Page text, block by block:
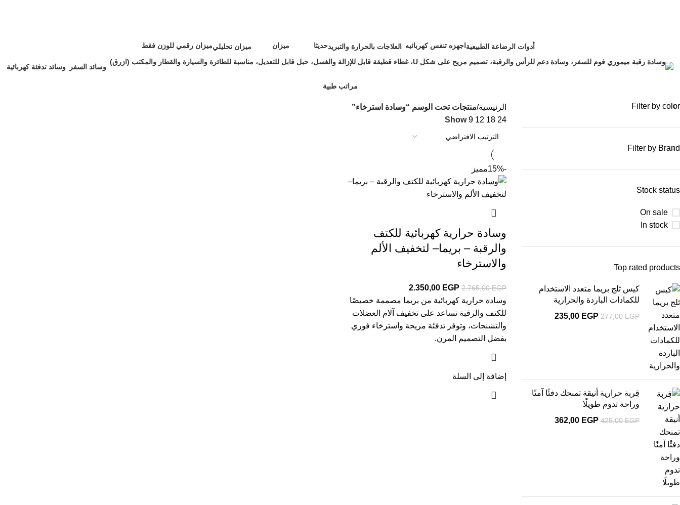
أدوات الرضاعة الطبيعية
1 Product
اجهزه تنفس كهربائيه العلاجات بالحرارة والتبريد
18 Products
حديثا
ميزان
ميزان تحليليميزان رقمي للوزن فقط
وسائد السفر
وسائد تدفئة كهربائية
مراتب طبية
Filter by color
Filter by Brand
Stock status
On sale
In stock
Top rated products
كيس ثلج بريما متعدد الاستخدام
للكمادات الباردة والحرارية
277,00EGP
235,00 EGP
قِربة حرارية أنيقة تمنحك دفئًا آمنًا
وراحة تدوم طويلًا
425,00EGP
362,00 EGP
الرئيسية منتجات تحت الوسم “وسادة استرخاء”
Show9 12 18 24
-15% مميز
وسادة حرارية كهربائية للكتف
والرقبة – بريما– لتخفيف الألم
والاسترخاء
2.765,00EGP
2.350,00 EGP
وسادة حرارية كهربائية من بريما مصممة خصيصًا
للكتف والرقبة تساعد على تخفيف آلام العضلات
والتشنجات، وتوفر تدفئة مريحة واسترخاء فوري
بفضل التصميم المرن.
إضافة إلى السلة